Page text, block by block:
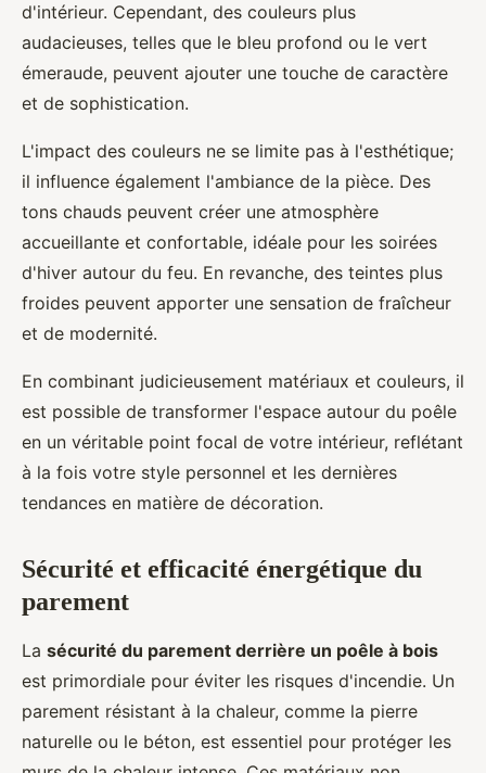
d'intérieur. Cependant, des couleurs plus
audacieuses, telles que le bleu profond ou le vert
émeraude, peuvent ajouter une touche de caractère
et de sophistication.
L'impact des couleurs ne se limite pas à l'esthétique;
il influence également l'ambiance de la pièce. Des
tons chauds peuvent créer une atmosphère
accueillante et confortable, idéale pour les soirées
d'hiver autour du feu. En revanche, des teintes plus
froides peuvent apporter une sensation de fraîcheur
et de modernité.
En combinant judicieusement matériaux et couleurs, il
est possible de transformer l'espace autour du poêle
en un véritable point focal de votre intérieur, reflétant
à la fois votre style personnel et les dernières
tendances en matière de décoration.
Sécurité et efficacité énergétique du
parement
La sécurité du parement derrière un poêle à bois
est primordiale pour éviter les risques d'incendie. Un
parement résistant à la chaleur, comme la pierre
naturelle ou le béton, est essentiel pour protéger les